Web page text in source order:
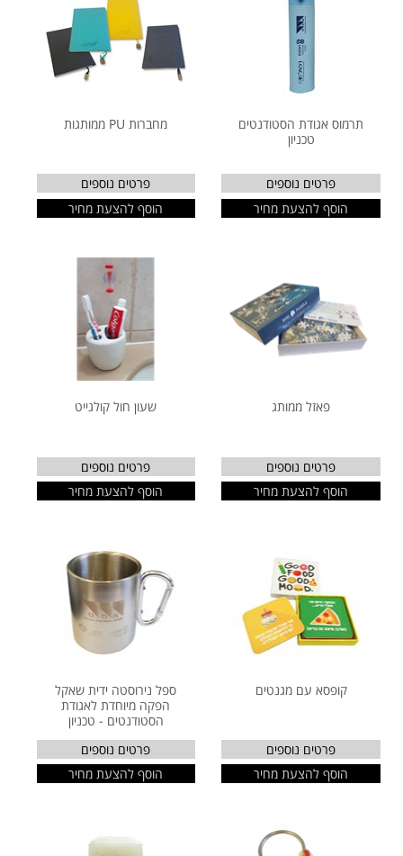
תרמוס אגודת הסטודנטים
טכניון
פרטים נוספים
הוסף להצעת מחיר
מחברות PU ממותגות
פרטים נוספים
הוסף להצעת מחיר
פאזל ממותג
פרטים נוספים
הוסף להצעת מחיר
שעון חול קולגייט
פרטים נוספים
הוסף להצעת מחיר
קופסא עם מגנטים
פרטים נוספים
הוסף להצעת מחיר
ספל נירוסטה ידית שאקל
הפקה מיוחדת לאגודת
הסטודנטים - טכניון
פרטים נוספים
הוסף להצעת מחיר